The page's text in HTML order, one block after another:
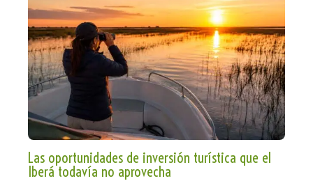
Las oportunidades de inversión turística que el
Iberá todavía no aprovecha